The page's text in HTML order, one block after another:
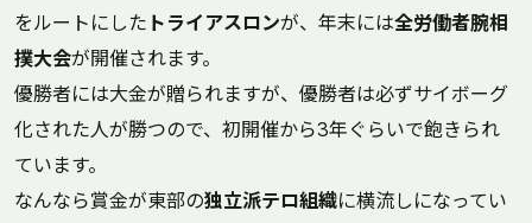
をルートにした トライアスロンが、年末には全労働者腕相
撲大会が開催されます。
優勝者には大金が贈られますが、優勝者は必ずサイボーグ
化された人が勝つので、初開催から3年ぐらいで飽きられ
ています。
なんなら賞金が東部の独立派テロ組織に横流しになってい